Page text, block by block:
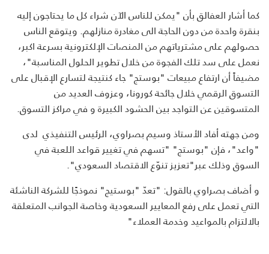
كما أشار العفالق بأن "يمكن للناس الآن شراء كل ما يحتاجون إليه
بنقرة واحدة من دون الحاجة الى مغادرة منازلهم. ويتوقع الناس
حصولهم على مشترياتهم من المنصات الإلكترونية بسرعة اكبر،
نعمل على سد تلك الفجوة من خلال تطوير الحلول المناسبة"،
مضيفاً أن ارتفاع مبيعات "بوستج" جاء كنتيجة لتسارع الإقبال على
التسوق الرقمي خلال جائحة كورونا، وعزوف العديد من
المتسوقين عن التواجد بين الحشود الكبيرة و في مراكز التسوق.
ومن جهته أفاد الأستاذ وسيم بصراوي، الرئيس التنفيذي لدى
"واعد"، فإن "بوستج" "تسهم في تغيير قواعد اللعبة في
السوق وذلك عبر"تعزيز تنوّع الاقتصاد السعودي".
و أضاف بصراوي بالقول: "تعدّ "بوستيج" نموذجًا للشركة الناشئة
التي تعمل على رفع المعايير السعودية وخاصة الجوانب المتعلقة
بالالتزام بالمواعيد وخدمة العملاء"